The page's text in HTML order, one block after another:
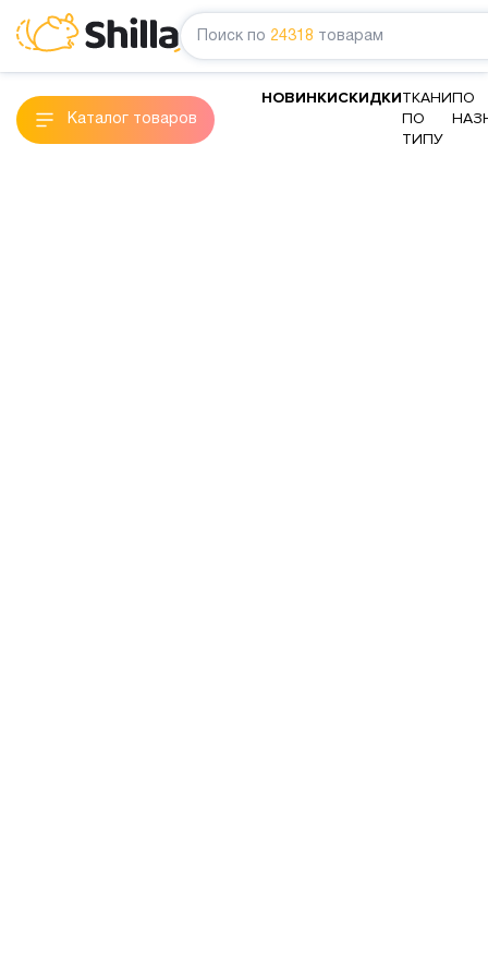
Поиск по 24318 товарам
Каталог товаров
НОВИНКИСКИДКИТКАНИ
ПО
ТИПУ
ПО